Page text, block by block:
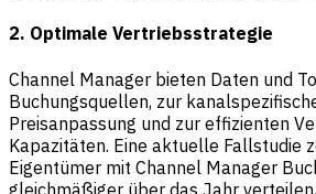
2. Optimale Vertriebsstrategie
Channel Manager bieten Daten und
Buchungsquellen, zur
Preisanpassung und zur effizienten
Kapazitäten. Eine aktuelle Fallstudie
Eigentümer mit Channel Manager
gleichmäßiger über das Jahr